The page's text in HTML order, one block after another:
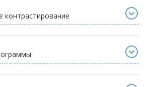
контрастирование